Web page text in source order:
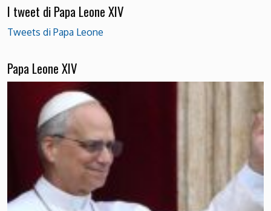
I tweet di Papa Leone XIV
Tweets di Papa Leone
Papa Leone XIV